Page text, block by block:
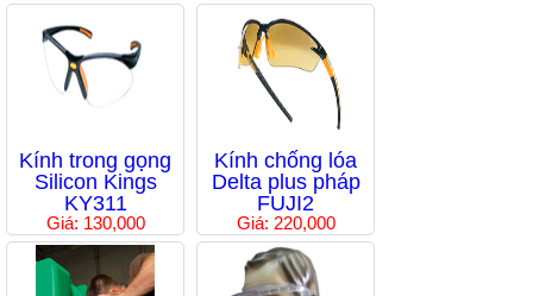
Kính trong gọng
Silicon Kings
KY311
Giá: 130,000
Kính chống lóa
Delta plus pháp
FUJI2
Giá: 220,000